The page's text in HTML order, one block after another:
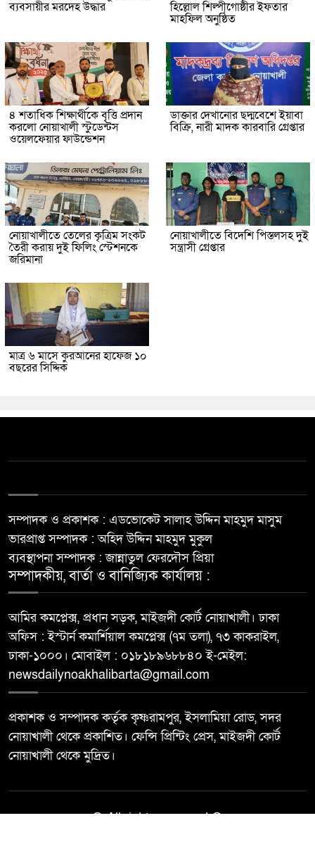
ব্যবসায়ীর মরদেহ উদ্ধার হিল্লোল শিল্পীগোষ্ঠীর ইফতার
মাহফিল অনুষ্ঠিত
৪ শতাধিক শিক্ষার্থীকে বৃত্তি প্রদান
করলো নোয়াখালী স্টুডেন্টস
ওয়েলফেয়ার ফাউন্ডেশন
ডাক্তার দেখানোর ছদ্মবেশে ইয়াবা
বিক্রি, নারী মাদক কারবারি গ্রেপ্তার
নোয়াখালীতে তেলের কৃত্রিম সংকট
তৈরী করায় দুই ফিলিং স্টেশনকে
জরিমানা
নোয়াখালীতে বিদেশি পিস্তলসহ দুই
সন্ত্রাসী গ্রেপ্তার
মাত্র ৬ মাসে কুরআনের হাফেজ ১০
বছরের সিদ্দিক
সম্পাদক ও প্রকাশক : এডভোকেট সালাহ উদ্দিন মাহমুদ মাসুম
ভারপ্রাপ্ত সম্পাদক : অহিদ উদ্দিন মাহমুদ মুকুল
ব্যবস্থাপনা সম্পাদক : জান্নাতুল ফেরদৌস প্রিয়া
সম্পাদকীয়, বার্তা ও বানিজ্যিক কার্যালয় :
আমির কমপ্লেক্স, প্রধান সড়ক, মাইজদী কোর্ট নোয়াখালী। ঢাকা
অফিস : ইস্টার্ন কমার্শিয়াল কমপ্লেক্স (৭ম তলা), ৭৩ কাকরাইল,
ঢাকা-১০০০। মোবাইল : ০১৮১৮৯৬৮৮৪০ ই-মেইল:
newsdailynoakhalibarta@gmail.com
প্রকাশক ও সম্পাদক কর্তৃক কৃষ্ণরামপুর, ইসলামিয়া রোড, সদর
নোয়াখালী থেকে প্রকাশিত। ফেন্সি প্রিন্টিং প্রেস, মাইজদী কোর্ট
নোয়াখালী থেকে মুদ্রিত।
© All rights reserved ©